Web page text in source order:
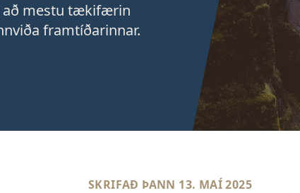
að mestu tækifærin
framtíðarinnar.
SKRIFAÐ ÞANN 13. MAÍ 2025